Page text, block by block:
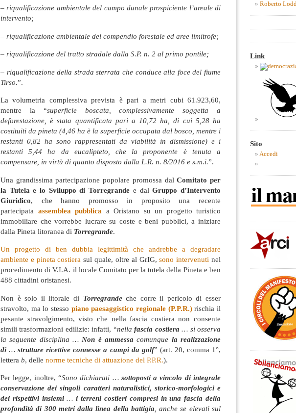
– riqualificazione ambientale del campo dunale prospiciente l’areale di
intervento;
– riqualificazione ambientale del compendio forestale ed aree limitrofe;
– riqualificazione del tratto stradale dalla S.P. n. 2 al primo pontile;
– riqualificazione della strada sterrata che conduce alla foce del fiume
Tirso.”.
La volumetria complessiva prevista è pari a metri cubi 61.923,60,
mentre la “superficie boscata, complessivamente soggetta a
deforestazione, è stata quantificata pari a 10,72 ha, di cui 5,28 ha
costituiti da pineta (4,46 ha è la superficie occupata dal bosco, mentre i
restanti 0,82 ha sono rappresentati da viabilità in dismissione) e i
restanti 5,44 ha da eucalipteto, che la proponente è tenuta a
compensare, in virtù di quanto disposto dalla L.R. n. 8/2016 e s.m.i.”.
Una grandissima partecipazione popolare promossa dalComitato per
la Tutela e lo Sviluppo di Torregrande e dalGruppo d’Intervento
Giuridico, che hanno promosso in proposito una recente
partecipata assemblea pubblica a Oristano su un progetto turistico
immobiliare che vorrebbe lucrare su coste e beni pubblici, a iniziare
dalla Pineta litoranea di Torregrande.
Un progetto di ben dubbia legittimità che andrebbe a degradare
ambiente e pineta costiera sul quale, oltre al GrIG,sono intervenuti nel
procedimento di V.I.A. il locale Comitato per la tutela della Pineta e ben
488 cittadini oristanesi.
Non è solo il litorale di Torregrandeche corre il pericolo di esser
stravolto, ma lo stesso piano paesaggistico regionale (P.P.R.) rischia il
pesante stravolgimento, visto che nella fascia costiera non consente
simili trasformazioni edilizie: infatti, “nellafascia costiera … si osserva
la seguente disciplina … Non è ammessa comunque la realizzazione
di …strutture ricettive connesse a campi da golf” (art. 20, comma 1°,
lettera b, delle norme tecniche di attuazione del P.P.R.).
Per legge, inoltre, “Sono dichiarati … sottoposti a vincolo di integrale
conservazione dei singoli caratteri naturalistici, storico-morfologici e
dei rispettivi insiemi…i terreni costieri compresi in una fascia della
profondità di 300 metri dalla linea della battigia , anche se elevati sul
Roberto
Link
Sito
Accedi